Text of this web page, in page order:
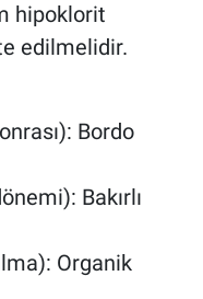
hipoklorit
edilmelidir.
Bordo
Bakırlı
Organik